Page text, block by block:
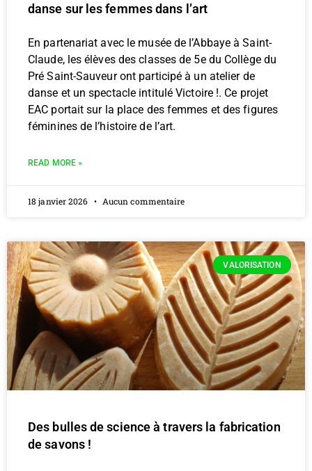
danse sur les femmes dans l’art
En partenariat avec le musée de l’Abbaye à Saint-
Claude, les élèves des classes de 5e du Collège du
Pré Saint-Sauveur ont participé à un atelier de
danse et un spectacle intitulé Victoire !. Ce projet
EAC portait sur la place des femmes et des figures
féminines de l’histoire de l’art.
READ MORE »
18 janvier 2026 Aucun commentaire
VALORISATION
Des bulles de science à travers la fabrication
de savons !​